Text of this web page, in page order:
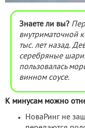
Знаете ли вы?
внутриматочной
тыс. лет назад.
серебряные
пользовалась
винном соусе.
К минусам можно
НоваРинг не